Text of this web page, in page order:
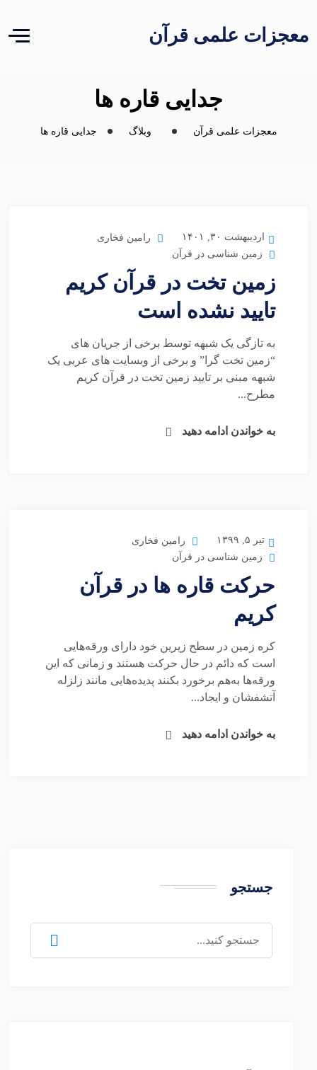
معجزات علمی قرآن
جدایی قاره ها
معجزات علمی قرآن وبلاگ جدایی قاره ها
اردیبهشت ۳۰, ۱۴۰۱
رامین فخاری
زمین شناسی در قرآن
زمین تخت در قرآن کریم
تایید نشده است
به تازگی یک شبهه توسط برخی از جریان های
“زمین تخت گرا” و برخی از وبسایت های عربی یک
شبهه مبنی بر تایید زمین تخت در قرآن کریم
مطرح...
به خواندن ادامه دهید
تیر ۵, ۱۳۹۹
رامین فخاری
زمین شناسی در قرآن
حرکت قاره ها در قرآن
کریم
کره زمین در سطح زیرین خود دارای ورقه‌هایی
است که دائم در حال حرکت هستند و زمانی که این
ورقه‌ها به‌هم برخورد بکنند پدیده‌هایی مانند زلزله
آتشفشان و ایجاد...
به خواندن ادامه دهید
جستجو
برای: